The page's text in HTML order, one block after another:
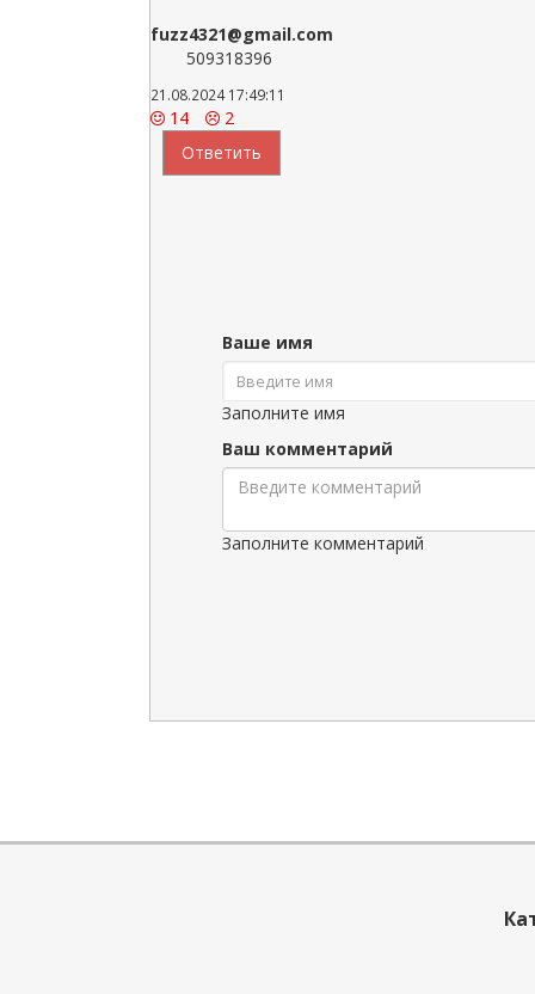
fuzz4321@gmail.com
509318396
21.08.2024 17:49:11
14
2
Ответить
Ваше имя
Заполните имя
Ваш комментарий
Заполните комментарий